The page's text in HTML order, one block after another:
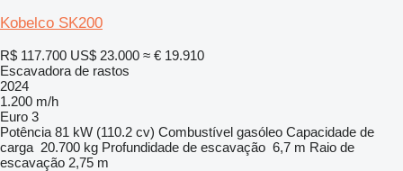
Kobelco SK200
R$ 117.700 US$ 23.000 ≈ € 19.910
Escavadora de rastos
2024
1.200 m/h
Euro 3
Potência 81 kW (110.2 cv) Combustível gasóleo Capacidade de
carga 20.700 kg Profundidade de escavação 6,7 m Raio de
escavação 2,75 m